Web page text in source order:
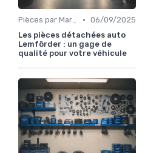
Pièces par Marque de Voiture • 06/09/2025
Les pièces détachées auto
Lemförder : un gage de
qualité pour votre véhicule